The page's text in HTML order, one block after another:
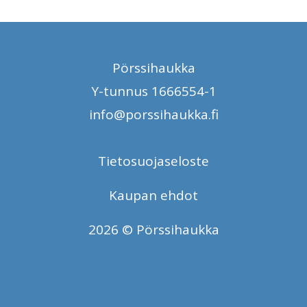
Pörssihaukka
Y-tunnus 1666554-1
info@porssihaukka.fi
Tietosuojaseloste
Kaupan ehdot
2026 © Pörssihaukka